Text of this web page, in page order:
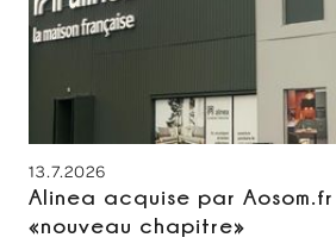
13.7.2026
Alinea acquise par
«nouveau chapitre»